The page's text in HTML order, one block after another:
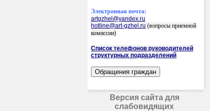
Электронная почта:
artgzhel@yandex.ru
hotline@art-gzhel.ru (вопросы приемной
комиссии)
Список телефонов руководителей
структурных подразделений
Версия сайта для
слабовидящих